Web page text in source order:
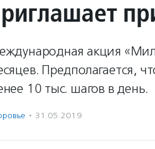
акция
Предполагается,
10 тыс. шагов в день.
· 31.05.2019